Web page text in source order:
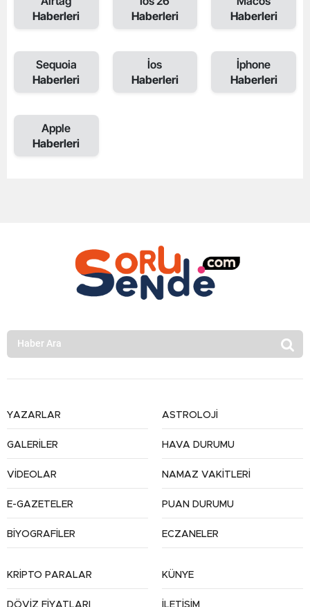
Haberleri
Haberleri
Haberleri
Sequoia
Haberleri
İos
Haberleri
İphone
Haberleri
Apple
Haberleri
YAZARLAR
GALERİLER
VİDEOLAR
E-GAZETELER
BİYOGRAFİLER
ASTROLOJİ
HAVA DURUMU
NAMAZ VAKİTLERİ
PUAN DURUMU
ECZANELER
KRİPTO PARALAR KÜNYE